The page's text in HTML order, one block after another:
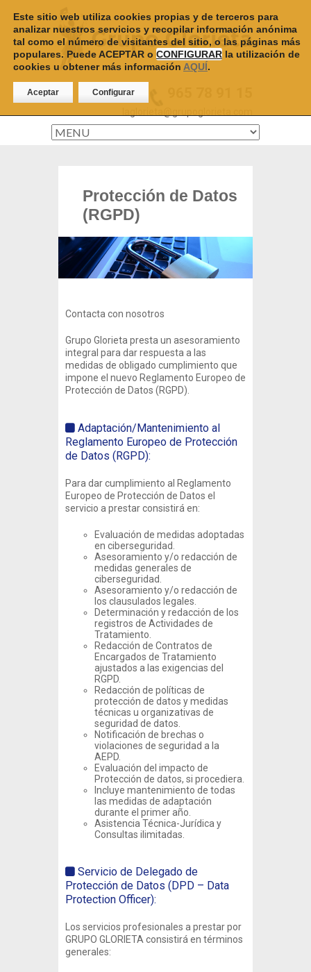
Protección de Datos
(RGPD)
Contacta con nosotros
Grupo Glorieta presta un asesoramiento
integral para dar respuesta a las
medidas de obligado cumplimiento que
impone el nuevo Reglamento Europeo de
Protección de Datos (RGPD).
Adaptación/Mantenimiento al
Reglamento Europeo de Protección
de Datos (RGPD):
Para dar cumplimiento al Reglamento
Europeo de Protección de Datos el
servicio a prestar consistirá en:
Evaluación de medidas adoptadas
en ciberseguridad.
Asesoramiento y/o redacción de
medidas generales de
ciberseguridad.
Asesoramiento y/o redacción de
los clausulados legales.
Determinación y redacción de los
registros de Actividades de
Tratamiento.
Redacción de Contratos de
Encargados de Tratamiento
ajustados a las exigencias del
RGPD.
Redacción de políticas de
protección de datos y medidas
técnicas u organizativas de
seguridad de datos.
Notificación de brechas o
violaciones de seguridad a la
AEPD.
Evaluación del impacto de
Protección de datos, si procediera.
Incluye mantenimiento de todas
las medidas de adaptación
durante el primer año.
Asistencia Técnica-Jurídica y
Consultas ilimitadas.
Servicio de Delegado de
Protección de Datos (DPD – Data
Protection Officer):
Los servicios profesionales a prestar por
GRUPO GLORIETA consistirá en términos
generales:
Este sitio web utiliza cookies propias y de terceros para
analizar nuestros servicios y recopilar información anónima
tal como el número de visitantes del sitio, o las páginas más
populares. Puede ACEPTAR o CONFIGURAR la utilización de
cookies u obtener más información AQUÍ.
Aceptar Configurar